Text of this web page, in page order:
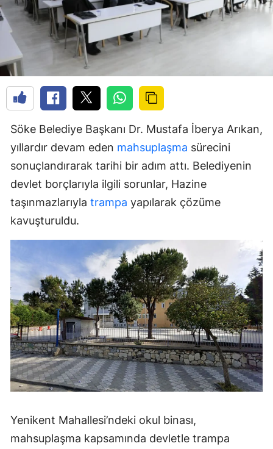
Söke Belediye Başkanı Dr. Mustafa İberya Arıkan,
yıllardır devam eden mahsuplaşma sürecini
sonuçlandırarak tarihi bir adım attı. Belediyenin
devlet borçlarıyla ilgili sorunlar, Hazine
taşınmazlarıyla trampa yapılarak çözüme
kavuşturuldu.
Yenikent Mahallesi’ndeki okul binası,
mahsuplaşma kapsamında devletle trampa